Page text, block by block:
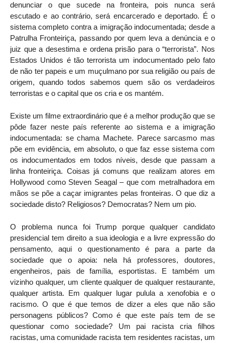
denunciar o que sucede na fronteira, pois nunca será
escutado e ao contrário, será encarcerado e deportado. É o
sistema completo contra a imigração indocumentada; desde a
Patrulha Fronteiriça, passando por quem leva a denúncia e o
juiz que a desestima e ordena prisão para o “terrorista”. Nos
Estados Unidos é tão terrorista um indocumentado pelo fato
de não ter papeis e um muçulmano por sua religião ou país de
origem, quando todos sabemos quem são os verdadeiros
terroristas e o capital que os cria e os mantém.
Existe um filme extraordinário que é a melhor produção que se
pôde fazer neste país referente ao sistema e a imigração
indocumentada: se chama Machete. Parece sarcasmo mas
põe em evidência, em absoluto, o que faz esse sistema com
os indocumentados em todos níveis, desde que passam a
linha fronteiriça. Coisas já comuns que realizam atores em
Hollywood como Steven Seagal – que com metralhadora em
mãos se põe a caçar imigrantes pelas fronteiras. O que diz a
sociedade disto? Religiosos? Democratas? Nem um pio.
O problema nunca foi Trump porque qualquer candidato
presidencial tem direito a sua ideologia e a livre expressão do
pensamento, aqui o questionamento é para a parte da
sociedade que o apoia: nela há professores, doutores,
engenheiros, pais de família, esportistas. E também um
vizinho qualquer, um cliente qualquer de qualquer restaurante,
qualquer artista. Em qualquer lugar pulula a xenofobia e o
racismo. O que é que temos de dizer a eles que não são
personagens públicos? Como é que este país tem de se
questionar como sociedade? Um pai racista cria filhos
racistas, uma comunidade racista tem residentes racistas, um